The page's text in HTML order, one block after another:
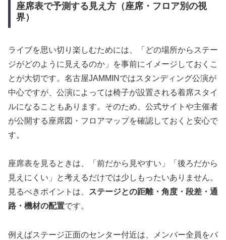
座席表で予測する見え方（座席・フロア別の視
界）
ライブを思い切り楽しむためには、「どの場所からステー
ジがどのように見えるのか」を事前にイメージしておくこ
とが大切です。名古屋JAMMINではスタンディング公演が
中心ですが、公演によっては椅子が設置される着席スタイ
ルになることもあります。そのため、公式サイトや主催者
が公開する座席図・フロアマップを確認しておくと安心で
す。
座席表を見るときは、「前だから見やすい」「後ろだから
見えにくい」と考えるだけでは少しもったいありません。
見るべきポイントは、
ステージとの距離・角度・段差・通
路・機材の配置です。
例えばステージ正面のセンター付近は、メンバー全員をバ